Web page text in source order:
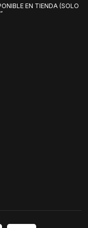
EN TIENDA (SOLO